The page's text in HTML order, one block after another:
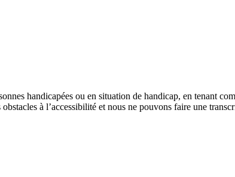
handicapées ou en situation de handicap, en tenant
à l’accessibilité et nous ne pouvons faire une